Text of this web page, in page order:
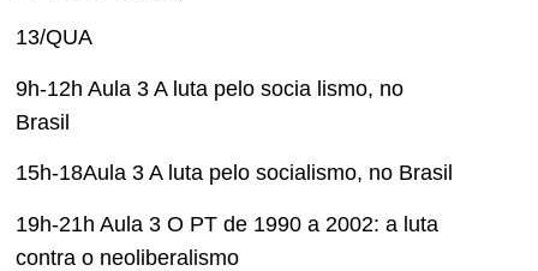
13/QUA
9h-12h Aula 3 A luta pelo socia lismo, no
Brasil
15h-18Aula 3 A luta pelo socialismo, no Brasil
19h-21h Aula 3 O PT de 1990 a 2002: a luta
contra o neoliberalismo